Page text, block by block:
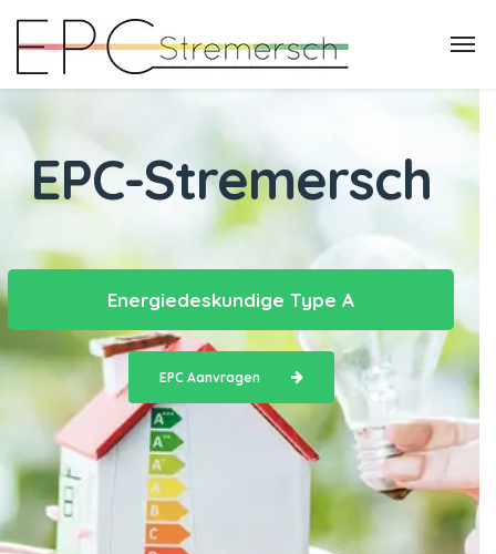
EPC-Stremersch
Energiedeskundige Type A
EPC Aanvragen